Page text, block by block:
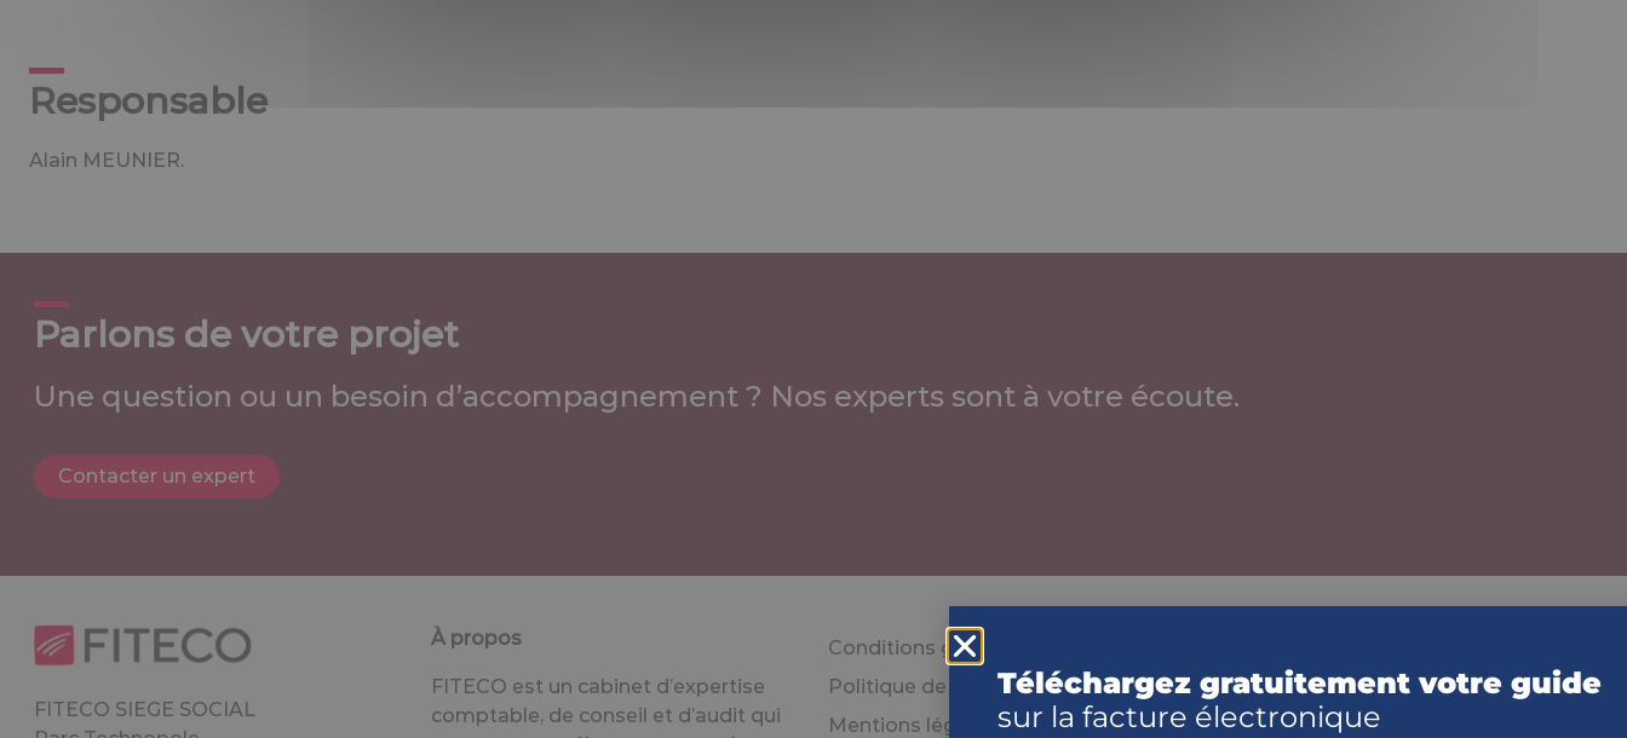
Responsable
Alain MEUNIER.
Parlons de votre projet
Une question ou un besoin d’accompagnement ? Nos experts sont à votre écoute.
Contacter un expert
FITECO SIEGE SOCIAL
À propos
FITECO est un cabinet d’expertise
comptable, de conseil et d’audit qui
Conditions générales d’utilisation
Politique de confidentialité
Mentions légales
Téléchargez gratuitement votre guide
sur la facture électronique